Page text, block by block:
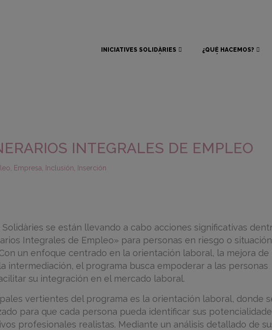
INICIATIVES SOLIDÀRIES
¿QUÉ HACEMOS?
INTEGRALES DE EMPLEO
Empresa Inclusión Inserción
se están llevando a cabo acciones significativas
Integrales de Empleo» para personas en riesgo o
un enfoque centrado en la orientación laboral, la mejora de
intermediación, el programa busca empoderar a las personas
su integración en el mercado laboral.
vertientes del programa es la orientación laboral, donde
para que cada persona pueda identificar sus
profesionales realistas. Mediante un análisis detallado de